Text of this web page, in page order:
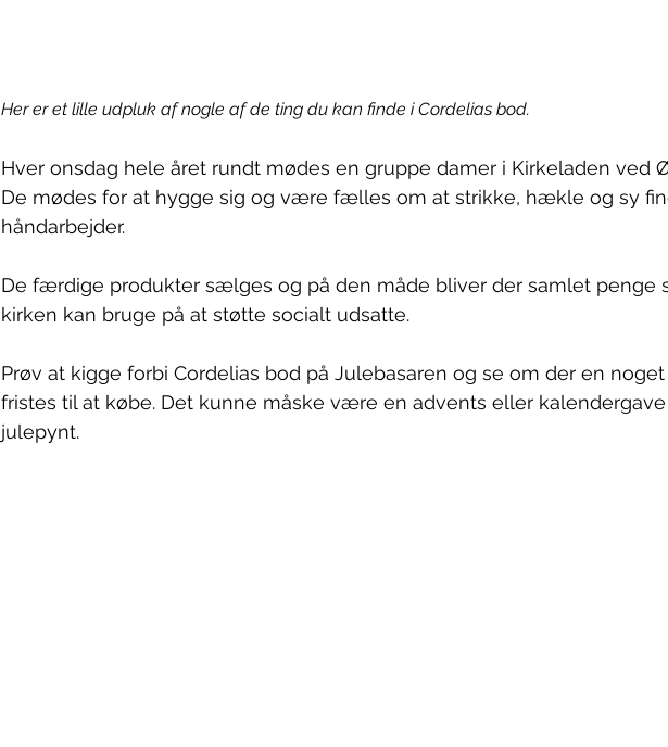
Her er et lille udpluk af nogle af de ting du kan finde i Cordelias bod.
Hver onsdag hele året rundt mødes en gruppe damer i Kirkeladen ved
De mødes for at hygge sig og være fælles om at strikke, hækle og sy
håndarbejder.
De færdige produkter sælges og på den måde bliver der samlet penge
kirken kan bruge på at støtte socialt udsatte.
Prøv at kigge forbi Cordelias bod på Julebasaren og se om der en
fristes til at købe. Det kunne måske være en advents eller
julepynt.